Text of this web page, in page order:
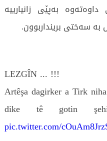
بەپێی زانیارییە
بە سەختی برینداربوون.
LEZGÎN ... !!!
Artêşa dagirker a Tirk
dike tê gotin
pic.twitter.com/